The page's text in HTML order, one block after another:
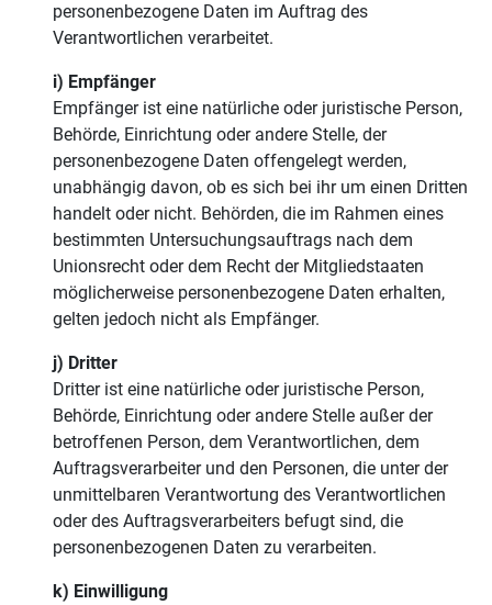
personenbezogene Daten im Auftrag des
Verantwortlichen verarbeitet.
i) Empfänger
Empfänger ist eine natürliche oder juristische Person,
Behörde, Einrichtung oder andere Stelle, der
personenbezogene Daten offengelegt werden,
unabhängig davon, ob es sich bei ihr um einen Dritten
handelt oder nicht. Behörden, die im Rahmen eines
bestimmten Untersuchungsauftrags nach dem
Unionsrecht oder dem Recht der Mitgliedstaaten
möglicherweise personenbezogene Daten erhalten,
gelten jedoch nicht als Empfänger.
j) Dritter
Dritter ist eine natürliche oder juristische Person,
Behörde, Einrichtung oder andere Stelle außer der
betroffenen Person, dem Verantwortlichen, dem
Auftragsverarbeiter und den Personen, die unter der
unmittelbaren Verantwortung des Verantwortlichen
oder des Auftragsverarbeiters befugt sind, die
personenbezogenen Daten zu verarbeiten.
k) Einwilligung